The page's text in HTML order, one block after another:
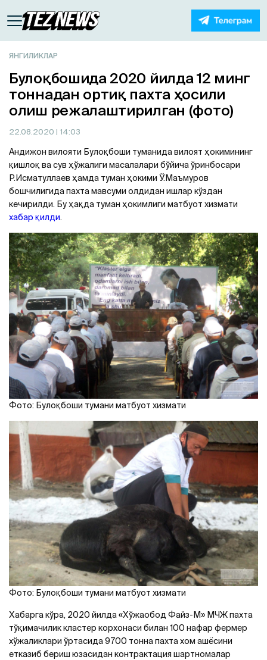
ЯНГИЛИКЛАР
Булоқбошида 2020 йилда 12 минг
тоннадан ортиқ пахта ҳосили
олиш режалаштирилган (фото)
22.08.2020 | 14:03
Андижон вилояти Булоқбоши туманида вилоят ҳокимининг
қишлоқ ва сув ҳўжалиги масалалари бўйича ўринбосари
Р.Исматуллаев ҳамда туман ҳокими Ў.Маъмуров
бошчилигида пахта мавсуми олдидан ишлар кўздан
кечирилди. Бу ҳақда туман ҳокимлиги матбуот хизмати
хабар қилди.
Фото: Булоқбоши тумани матбуот хизмати
Фото: Булоқбоши тумани матбуот хизмати
Хабарга кўра, 2020 йилда «Хўжаобод Файз-М» МЧЖ пахта
тўқимачилик кластер корхонаси билан 100 нафар фермер
хўжаликлари ўртасида 9700 тонна пахта хом ашёсини
етказиб бериш юзасидан контрактация шартномалар